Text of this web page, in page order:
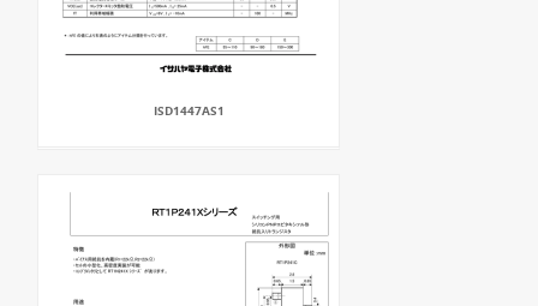
ISD1447AS1